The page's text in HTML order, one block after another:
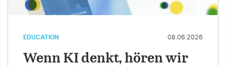
EDUCATION 08.06.2026
Wenn KI denkt, hören wir